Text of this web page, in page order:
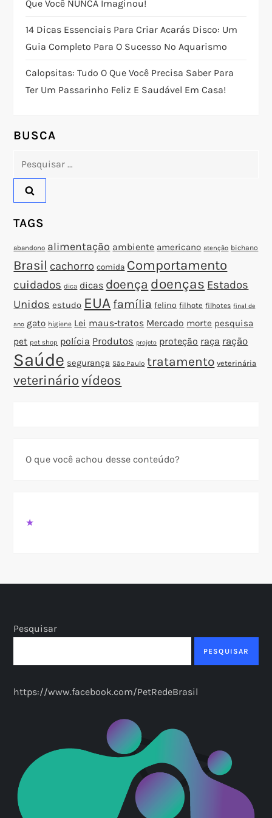
o
d
e
o
s
t
Que Você NUNCA Imaginou!
14 Dicas Essenciais Para Criar Acarás Disco: Um
Guia Completo Para O Sucesso No Aquarismo
Calopsitas: Tudo O Que Você Precisa Saber Para
Ter Um Passarinho Feliz E Saudável Em Casa!
BUSCA
Pesquisar
TAGS
abandono alimentação ambiente americano atenção bichano
Brasil cachorro comida Comportamento
cuidados dica dicas doença doenças Estados
Unidos estudo EUA família felino filhote filhotes final de
ano gato higiene Lei maus-tratos Mercado morte pesquisa
pet pet shop polícia Produtos projeto proteção raça ração
Saúde segurança São Paulo tratamento veterinária
veterinário vídeos
O que você achou desse conteúdo?
★
Pesquisar
PESQUISAR
https://www.facebook.com/PetRedeBrasil